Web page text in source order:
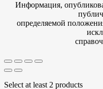
Информация,
определяемой
Select at least 2 products